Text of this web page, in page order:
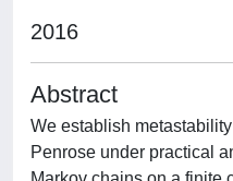
2016
Abstract
We establish
Penrose under practical